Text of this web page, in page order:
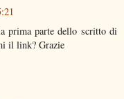
prima parte dello scritto di
il link? Grazie